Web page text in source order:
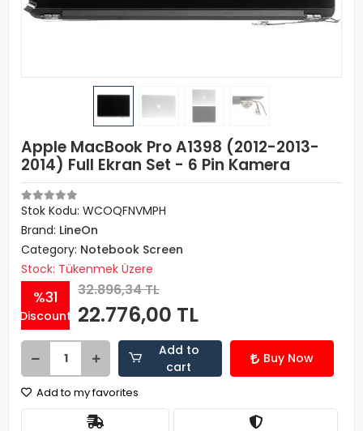
Apple MacBook Pro A1398 (2012-2013-
2014) Full Ekran Set - 6 Pin Kamera
Stok Kodu: WCOQFNVMPH
Brand: LineOn
Category: Notebook Screen
Stock: Tükenmek Üzere
%31
Discount
32.896,34 TL
22.776,00 TL
Add to
cart
Buy Now
Add to my favorites